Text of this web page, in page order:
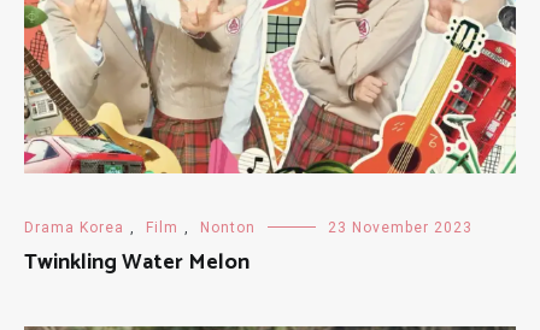
Drama Korea , Film , Nonton 23 November 2023
Twinkling Water Melon